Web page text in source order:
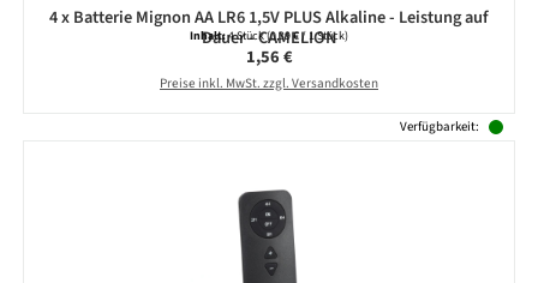
4 x Batterie Mignon AA LR6 1,5V PLUS Alkaline - Leistung auf
Dauer - CAMELION
Inhalt:4 Stück(0,39 € / 1 Stück)
Regulärer Preis:
1,56 €
Preise inkl. MwSt. zzgl. Versandkosten
Verfügbarkeit: